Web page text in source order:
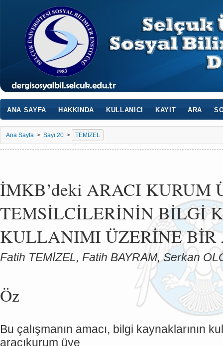
ANA SAYFA HAKKINDA KULLANICI KAYIT ARA
Ana Sayfa > Sayı 20 > TEMİZEL
İMKB’deki ARACI KURUM
TEMSİLCİLERİNİN BİLGİ
KULLANIMI ÜZERİNE BİR
Fatih TEMİZEL, Fatih BAYRAM, Serkan
Öz
Bu çalışmanın amacı, bilgi kaynaklarının
aracıkurum üye